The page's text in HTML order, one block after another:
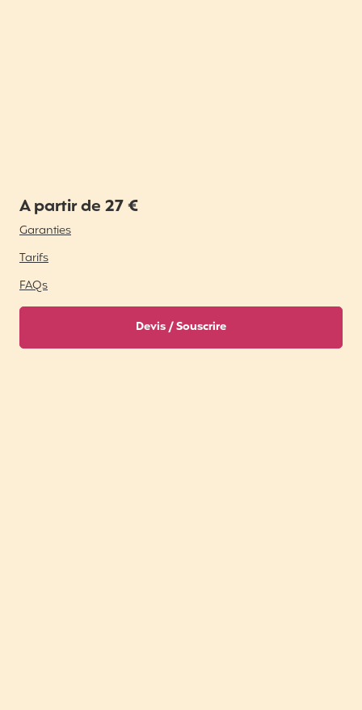
A partir de 27 €
Garanties
Tarifs
FAQs
Devis / Souscrire